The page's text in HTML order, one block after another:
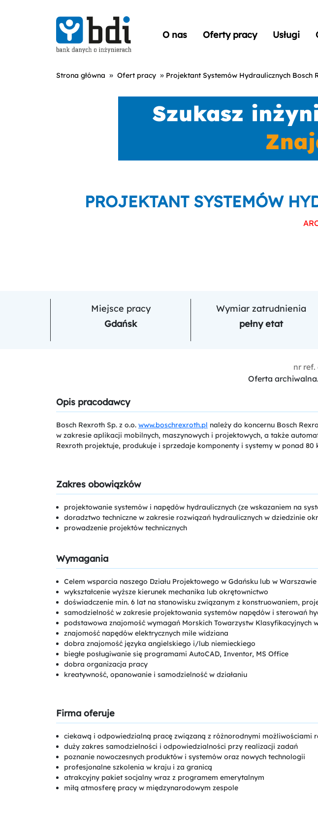
O nas Oferty pracy Usługi
Strona główna » Ofert pracy » Projektant Systemów Hydraulicznych Bosch
PROJEKTANT SYSTEMÓW
Miejsce pracy
Gdańsk
Wymiar zatrudnienia
pełny etat
nr ref.
Oferta archiwalna.
Opis pracodawcy
Bosch Rexroth Sp. z o.o. www.boschrexroth.pl należy do koncernu Bosch
w zakresie aplikacji mobilnych, maszynowych i projektowych, a także
Rexroth projektuje, produkuje i sprzedaje komponenty i systemy w ponad
Zakres obowiązków
projektowanie systemów i napędów hydraulicznych (ze wskazaniem na
doradztwo techniczne w zakresie rozwiązań hydraulicznych w dziedzinie
prowadzenie projektów technicznych
Wymagania
Celem wsparcia naszego Działu Projektowego w Gdańsku lub w
wykształcenie wyższe kierunek mechanika lub okrętownictwo
doświadczenie min. 6 lat na stanowisku związanym z konstruowaniem,
samodzielność w zakresie projektowania systemów napędów i sterowań
podstawowa znajomość wymagań Morskich Towarzystw Klasyfikacyjnych
znajomość napędów elektrycznych mile widziana
dobra znajomość języka angielskiego i/lub niemieckiego
biegłe posługiwanie się programami AutoCAD, Inventor, MS Office
dobra organizacja pracy
kreatywność, opanowanie i samodzielność w działaniu
Firma oferuje
ciekawą i odpowiedzialną pracę związaną z różnorodnymi możliwościami
duży zakres samodzielności i odpowiedzialności przy realizacji zadań
poznanie nowoczesnych produktów i systemów oraz nowych technologii
profesjonalne szkolenia w kraju i za granicą
atrakcyjny pakiet socjalny wraz z programem emerytalnym
miłą atmosferę pracy w międzynarodowym zespole